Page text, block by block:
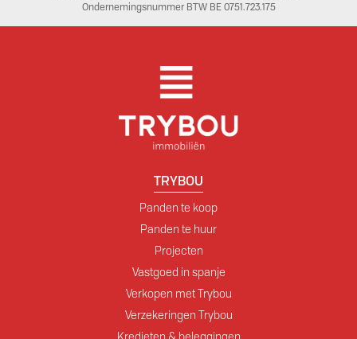
Ondernemingsnummer BTW BE 0751.723.175
TRYBOU
Panden te koop
Panden te huur
Projecten
Vastgoed in spanje
Verkopen met Trybou
Verzekeringen Trybou